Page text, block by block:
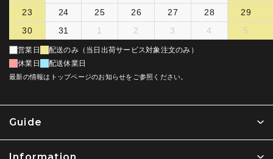
Guide
Information
23
24 25 26 27 28
29
30
31 1 2 3 4 5
営業日
配送のみ（当日出荷サービス対象注文のみ）
休業日
配送休業日
最新の情報はトップページのお知らせをご参照ください。